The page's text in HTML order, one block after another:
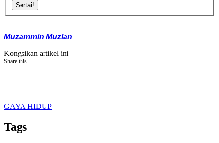
Sertai!
Muzammin Muzlan
Kongsikan artikel ini
Share this...
GAYA HIDUP
Tags